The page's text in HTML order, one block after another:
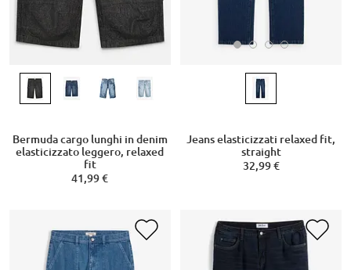
Bermuda cargo lunghi in denim
elasticizzato leggero, relaxed
fit
41,99 €
Jeans elasticizzati relaxed fit,
straight
32,99 €